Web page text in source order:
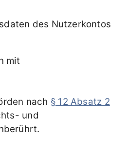
des Nutzerkontos
mit
nach § 12 Absatz 2
und